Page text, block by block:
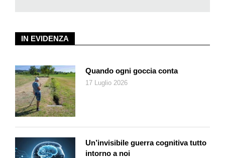
Procedimento
Stampate e ritagliate i cartamodelli dei petali nelle due
dimensioni previste. Per velocizzare il lavoro, piegate la stoffa
di cotone rossa fino a ottenere quattro strati e fissate i
cartamodelli con gli spilli.
IN EVIDENZA
Quando ogni goccia conta
17 Luglio 2026
Un’invisibile guerra cognitiva tutto
intorno a noi